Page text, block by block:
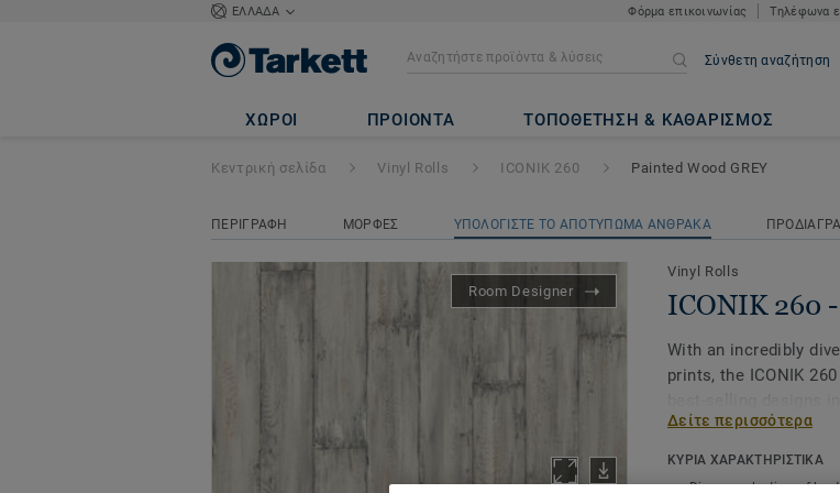
ΕΛΛΑΔΑ Φόρμα επικοινωνίας Τηλέφωνα
Σύνθετη αναζήτηση
ΧΩΡΟΙ ΠΡΟΙΟΝΤΑ ΤΟΠΟΘΕΤΗΣΗ & ΚΑΘΑΡΙΣΜΟΣ
ICONIK 260 - Painted Wood GREY
Κεντρική σελίδα Vinyl Rolls ICONIK 260 Painted Wood GREY
ΠΕΡΙΓΡΑΦΗ ΜΟΡΦΕΣ ΥΠΟΛΟΓΙΣΤΕ ΤΟ ΑΠΟΤΥΠΩΜΑ ΑΝΘΡΑΚΑ
Room Designer
Vinyl Rolls
ICONIK 260
With an incredibly
prints, the ICONIK
Δείτε περισσότερα
ΚΥΡΙΑ ΧΑΡΑΚΤΗΡΙΣΤΙΚΑ
Diverse selection of